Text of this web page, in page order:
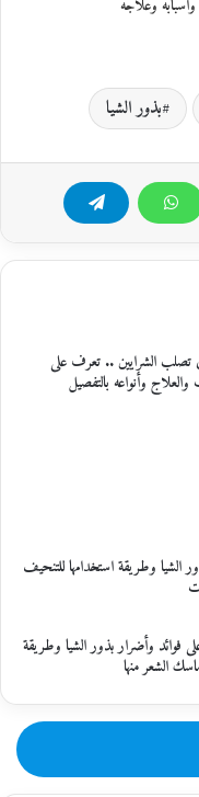
وعلاجه
بذور الشيا
الشرايين .. تعرف على
وأنواعه بالتفصيل
الشيا وطريقة استخدامها للتنحيف
فوائد وأضرار بذور الشيا وطريقة
الشعر منها